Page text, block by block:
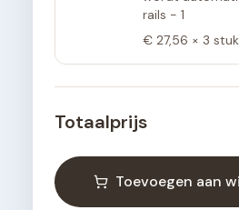
rails - 1
€ 27,56 × 3
Totaalprijs
Toevoegen aan